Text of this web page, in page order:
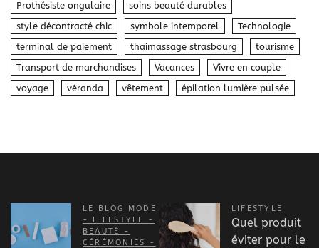
Prothésiste ongulaire
soins beauté durables
style décontracté chic
symbole intemporel
Technologie
terminal de paiement
thaimassage strasbourg
tourisme
Transport de marchandises
Vacances
Vivre en couple
voyage
véranda vêtement épilation lumière pulsée
LE BLOG MODE
- LIFESTYLE -
BEAUTÉ -
CÉRÉMONIES -
LIFESTYLE
Quel produit
éviter pour le